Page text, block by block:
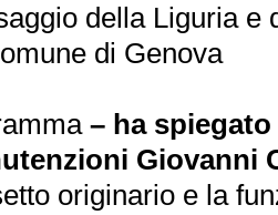
della Liguria e
di Genova
– ha
Giovanni
originario e la